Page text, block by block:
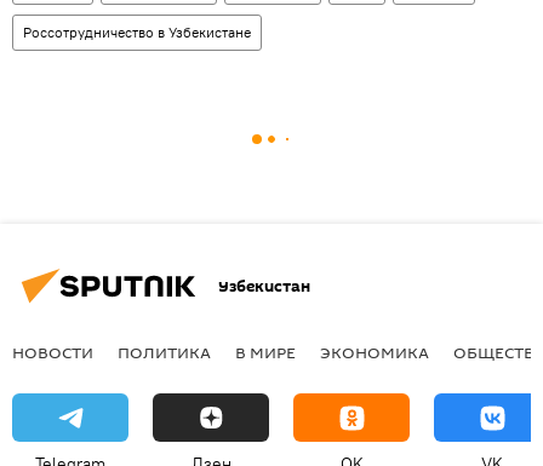
Россотрудничество в Узбекистане
Узбекистан
НОВОСТИ ПОЛИТИКА В МИРЕ ЭКОНОМИКА